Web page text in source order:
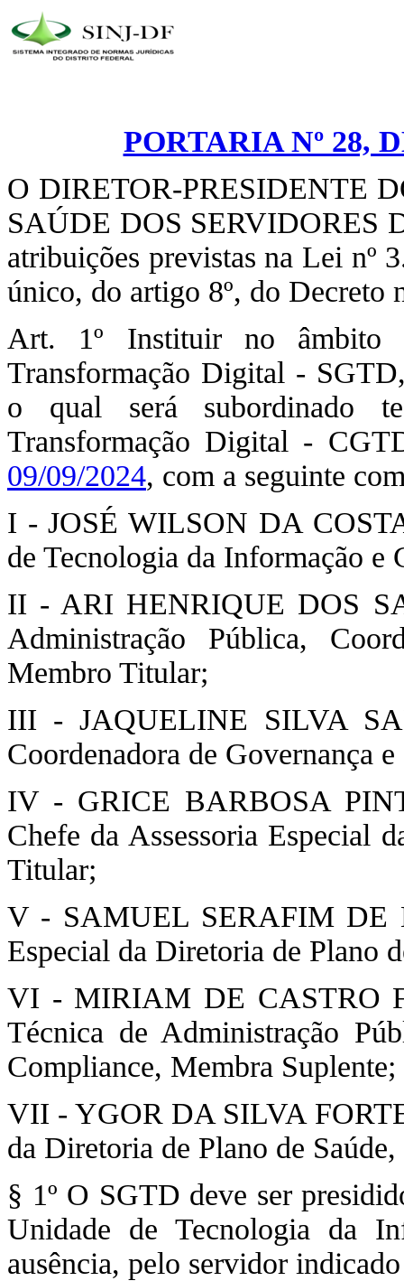
PORTARIA Nº 28,
O DIRETOR-PRESIDENTE
SAÚDE DOS SERVIDORES
atribuições previstas na Lei nº
único, do artigo 8º, do Decreto
Art. 1º Instituir no âmbito
Transformação Digital -
o qual será subordinado
Transformação Digital -
09/09/2024, com a seguinte
I - JOSÉ WILSON DA
de Tecnologia da Informação e
II - ARI HENRIQUE DOS
Administração Pública,
Membro Titular;
III - JAQUELINE SILVA
Coordenadora de Governança
IV - GRICE BARBOSA
Chefe da Assessoria Especial
Titular;
V - SAMUEL SERAFIM DE
Especial da Diretoria de Plano
VI - MIRIAM DE CASTRO
Técnica de Administração
Compliance, Membra Suplente;
VII - YGOR DA SILVA
da Diretoria de Plano de
§ 1º O SGTD deve ser
Unidade de Tecnologia da
ausência, pelo servidor